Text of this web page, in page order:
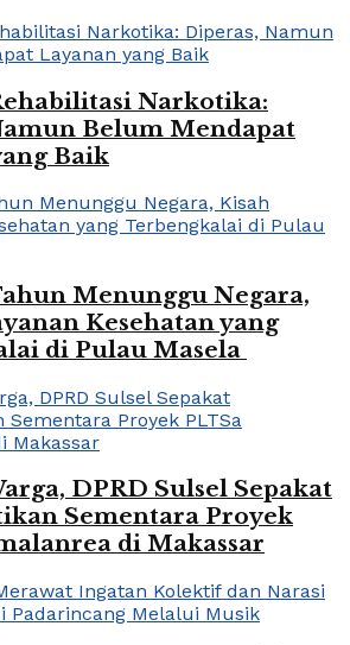
Narkotika:
Belum Mendapat
Baik
Menunggu Negara,
Kesehatan yang
di Pulau Masela
DPRD Sulsel Sepakat
Sementara Proyek
di Makassar